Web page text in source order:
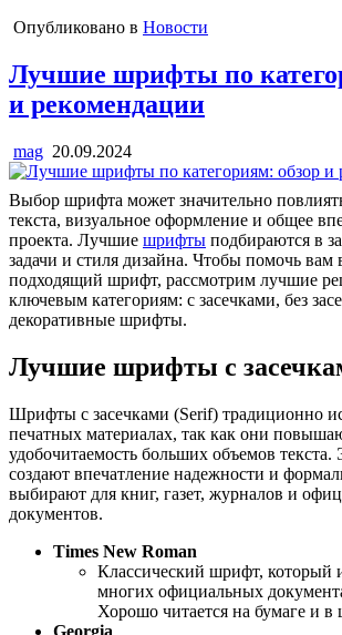
Опубликовано в Новости
Лучшие шрифты по
и рекомендации
mag 20.09.2024
Выбор шрифта может значительно
текста, визуальное оформление и общее
проекта. Лучшие шрифты подбираются в
задачи и стиля дизайна. Чтобы помочь вам
подходящий шрифт, рассмотрим лучшие
ключевым категориям: с засечками, без
декоративные шрифты.
Лучшие шрифты с
Шрифты с засечками (Serif) традиционно
печатных материалах, так как они
удобочитаемость больших объемов
создают впечатление надежности и
выбирают для книг, газет, журналов и
документов.
Times New Roman
Классический шрифт, который
многих официальных
Хорошо читается на бумаге и
Georgia